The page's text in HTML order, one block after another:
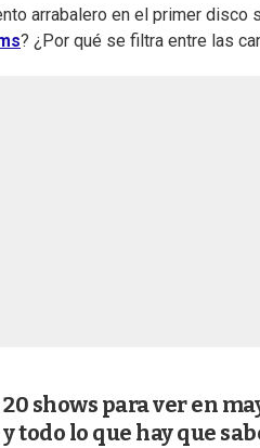
arrabalero en el primer disco
? ¿Por qué se filtra entre las
20 shows para ver en
y todo lo que hay que